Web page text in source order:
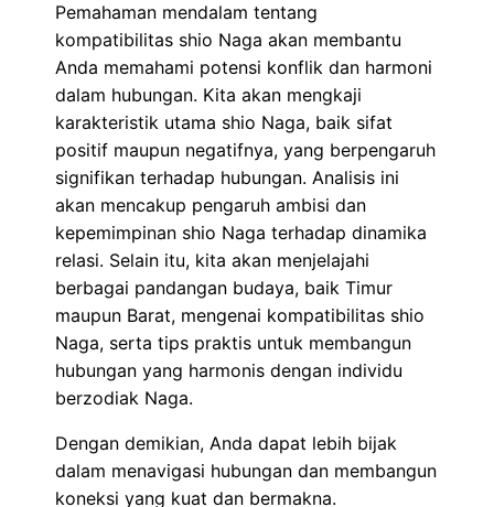
Pemahaman mendalam tentang
kompatibilitas shio Naga akan membantu
Anda memahami potensi konflik dan harmoni
dalam hubungan. Kita akan mengkaji
karakteristik utama shio Naga, baik sifat
positif maupun negatifnya, yang berpengaruh
signifikan terhadap hubungan. Analisis ini
akan mencakup pengaruh ambisi dan
kepemimpinan shio Naga terhadap dinamika
relasi. Selain itu, kita akan menjelajahi
berbagai pandangan budaya, baik Timur
maupun Barat, mengenai kompatibilitas shio
Naga, serta tips praktis untuk membangun
hubungan yang harmonis dengan individu
berzodiak Naga.
Dengan demikian, Anda dapat lebih bijak
dalam menavigasi hubungan dan membangun
koneksi yang kuat dan bermakna.